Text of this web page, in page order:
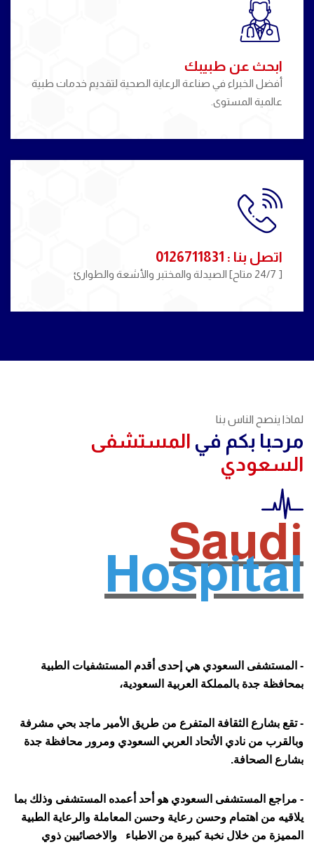
ابحث عن طبيبك
أفضل الخبراء في صناعة الرعاية الصحية لتقديم خدمات طبية
عالمية المستوى.
اتصل بنا : 0126711831
[ 24/7 متاح] الصيدلة والمختبر والأشعة والطوارئ
لماذا ينصح الناس بنا
مرحبا بكم في المستشفى
السعودي
Saudi
Hospital
- المستشفى السعودي هي إحدى أقدم المستشفيات الطبية
بمحافظة جدة بالمملكة العربية السعودية،
- تقع بشارع الثقافة المتفرع من طريق الأمير ماجد بحي مشرفة
وبالقرب من نادي الأتحاد العربي السعودي ومرور محافظة جدة
بشارع الصحافة.
- مراجع المستشفى السعودي هو أحد أعمده المستشفى وذلك بما
يلاقيه من اهتمام وحسن رعاية وحسن المعاملة والرعاية الطبية
المميزة من خلال نخبة كبيرة من الاطباء والاخصائيين ذوي